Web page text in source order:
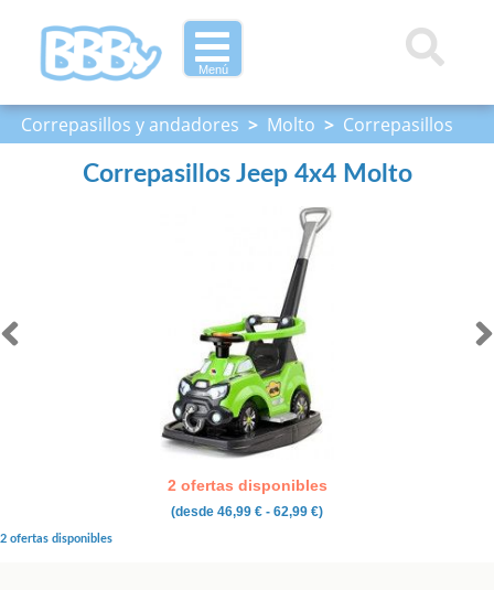
Menú
Correpasillos y andadores > Molto > Correpasillos
Jeep 4x4 Molto
Correpasillos Jeep 4x4 Molto
2 ofertas disponibles
(desde 46,99 € - 62,99 €)
2 ofertas disponibles